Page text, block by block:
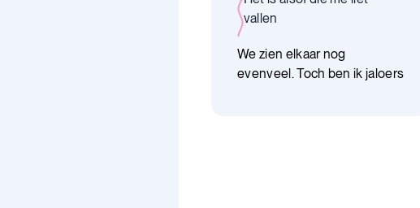
vallen
We zien elkaar nog
evenveel. Toch ben ik jaloers